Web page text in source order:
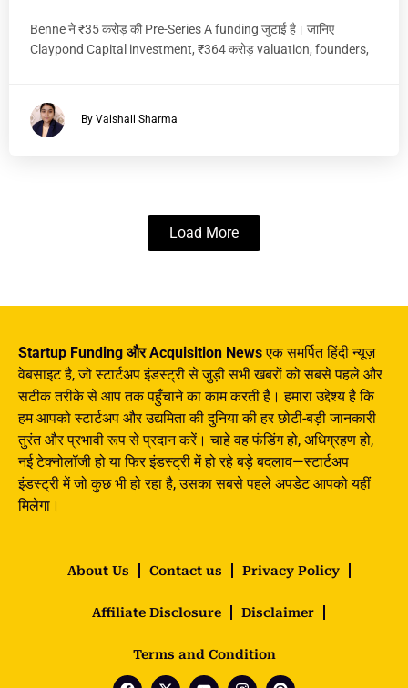
Benne ने ₹35 करोड़ की Pre-Series A funding जुटाई है। जानिए
Claypond Capital investment, ₹364 करोड़ valuation, founders,
By Vaishali Sharma
Load More
Startup Funding और Acquisition Newsएक समर्पित हिंदी न्यूज़
वेबसाइट है, जो स्टार्टअप इंडस्ट्री से जुड़ी सभी खबरों को सबसे पहले और
सटीक तरीके से आप तक पहुँचाने का काम करती है। हमारा उद्देश्य है कि
हम आपको स्टार्टअप और उद्यमिता की दुनिया की हर छोटी-बड़ी जानकारी
तुरंत और प्रभावी रूप से प्रदान करें। चाहे वह फंडिंग हो, अधिग्रहण हो,
नई टेक्नोलॉजी हो या फिर इंडस्ट्री में हो रहे बड़े बदलाव—स्टार्टअप
इंडस्ट्री में जो कुछ भी हो रहा है, उसका सबसे पहले अपडेट आपको यहीं
मिलेगा।
About Us Contact us Privacy Policy
Affiliate Disclosure Disclaimer
Terms and Condition